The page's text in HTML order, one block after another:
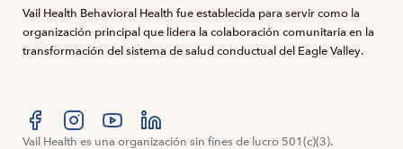
Vail Health Behavioral Health fue establecida para servir como la
organización principal que lidera la colaboración comunitaria en la
transformación del sistema de salud conductual del Eagle Valley.
Visítanos en Facebook
Visítanos en Instagram
Visítanos en YouTube
Visítanos en LinkedIn
Vail Health es una organización sin fines de lucro 501(c)(3).